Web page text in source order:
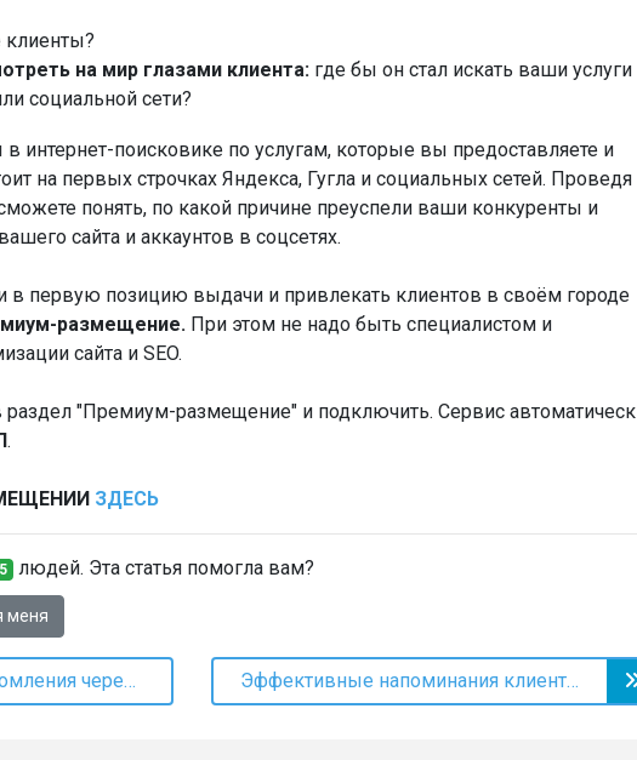
на мир глазами клиента: где бы он стал искать ваши
социальной сети?
поисковике по услугам, которые вы предоставляете и
на первых строчках Яндекса, Гугла и социальных сетей. Проведя
понять, по какой причине преуспели ваши конкуренты и
сайта и аккаунтов в соцсетях.
в первую позицию выдачи и привлекать клиентов в своём городе
размещение. При этом не надо быть специалистом и
сайта и SEO.
"Премиум-размещение" и подключить. Сервис
.
ЗДЕСЬ
5 людей. Эта статья помогла вам?
меня
Автоматические уведомления через SMS, мессенджеры и push Эффективные напоминания клиентам о записи со статистикой